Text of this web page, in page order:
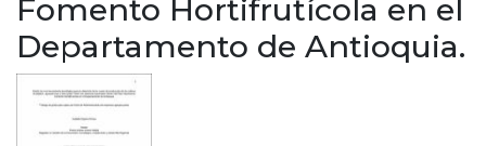
Fomento Hortifrutícola en el
Departamento de Antioquia.